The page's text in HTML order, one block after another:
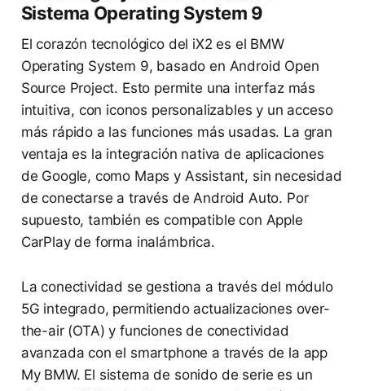
Sistema Operating System 9
El corazón tecnológico del iX2 es el BMW
Operating System 9, basado en Android Open
Source Project. Esto permite una interfaz más
intuitiva, con iconos personalizables y un acceso
más rápido a las funciones más usadas. La gran
ventaja es la integración nativa de aplicaciones
de Google, como Maps y Assistant, sin necesidad
de conectarse a través de Android Auto. Por
supuesto, también es compatible con Apple
CarPlay de forma inalámbrica.
La conectividad se gestiona a través del módulo
5G integrado, permitiendo actualizaciones over-
the-air (OTA) y funciones de conectividad
avanzada con el smartphone a través de la app
My BMW. El sistema de sonido de serie es un